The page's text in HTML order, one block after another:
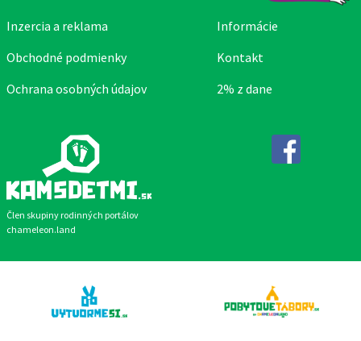
Člen skupiny rodinných portálov
chameleon.land
Inzercia a reklama
Obchodné podmienky
Ochrana osobných údajov
Informácie
Kontakt
2% z dane